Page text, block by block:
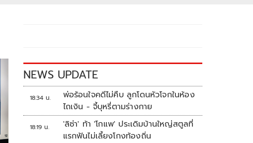
NEWS UPDATE
18:34 น.
พ่อร้อนใจคดีไม่คืบ ลูกโดนหัวโจกในห้อง
ไถเงิน - จี้บุหรี่ตามร่างกาย
18:19 น.
'ลิซ่า' ท้า 'โกแพ' ประเดิมบ้านใหญ่สตูลที่
แรกฟันไม่เลี้ยงโกงท้องถิ่น